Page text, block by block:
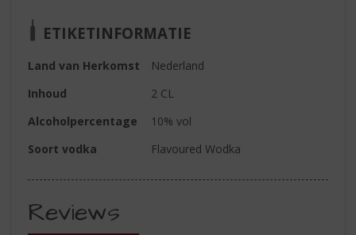
ETIKETINFORMATIE
Land van Herkomst
Nederland
Inhoud
2 CL
Alcoholpercentage
10% vol
Soort vodka
Flavoured Wodka
Reviews